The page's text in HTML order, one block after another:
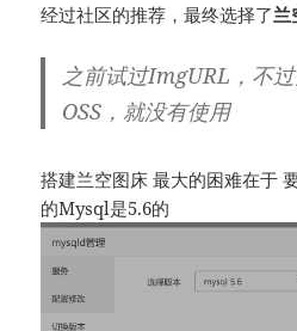
经过社区的推荐，最终选择了兰
之前试过ImgURL ，不
OSS，就没有使用
搭建兰空图床 最大的困难在于
的Mysql是5.6的